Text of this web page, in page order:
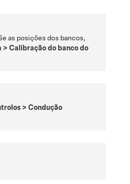
as posições dos bancos,
>Calibração do banco do
>Condução